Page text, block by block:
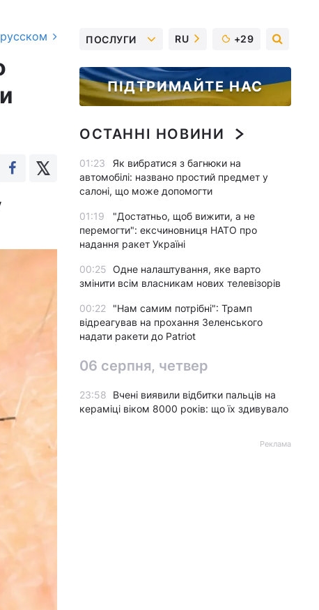
ПОСЛУГИ RU +29
ПІДТРИМАЙТЕ НАС
ОСТАННІ НОВИНИ
01:23
Як вибратися з багнюки на
автомобілі: названо простий предмет у
салоні, що може допомогти
01:19
"Достатньо, щоб вижити, а не
перемогти": ексчиновниця НАТО про
надання ракет Україні
00:25 Одне налаштування, яке варто
змінити всім власникам нових телевізорів
00:22
"Нам самим потрібні": Трамп
відреагував на прохання Зеленського
надати ракети до Patriot
06 серпня, четвер
23:58
Вчені виявили відбитки пальців на
кераміці віком 8000 років: що їх здивувало
Реклама